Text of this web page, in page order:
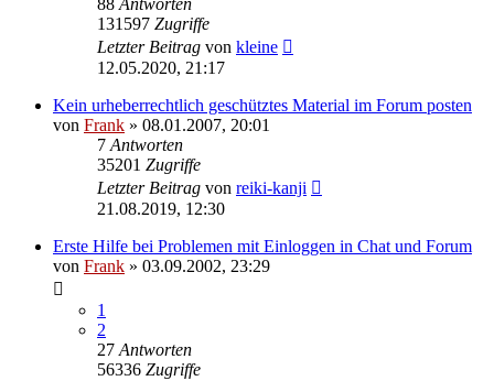
131597 Zugriffe
Letzter Beitrag von kleine
12.05.2020, 21:17
Kein urheberrechtlich geschütztes Material im Forum posten
von Frank » 08.01.2007, 20:01
7 Antworten
35201 Zugriffe
Letzter Beitrag von reiki-kanji
21.08.2019, 12:30
Erste Hilfe bei Problemen mit Einloggen in Chat und Forum
von Frank » 03.09.2002, 23:29
1
2
27 Antworten
56336 Zugriffe